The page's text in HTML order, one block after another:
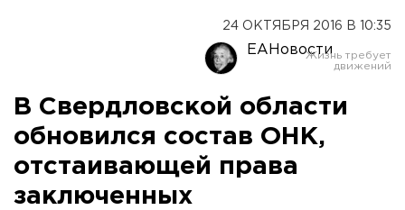
24 ОКТЯБРЯ 2016 В 10:35
ЕАНовости
В Свердловской области
обновился состав ОНК,
отстаивающей права
заключенных